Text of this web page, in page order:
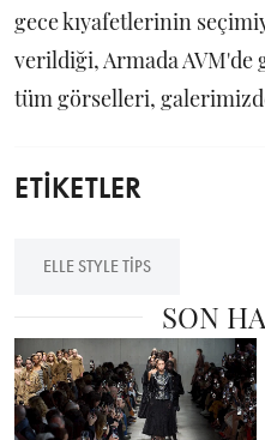
gece kıyafetlerinin
verildiği, Armada
tüm görselleri,
ETİKETLER
ELLE STYLE TIPS
SON